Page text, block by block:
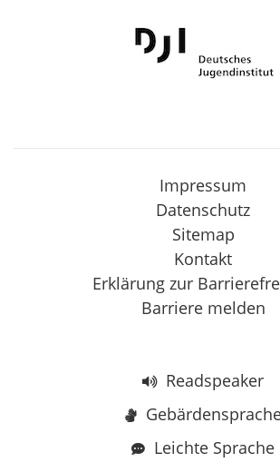
Impressum
Datenschutz
Sitemap
Kontakt
Erklärung zur
Barriere melden
Readspeaker
Leichte Sprache